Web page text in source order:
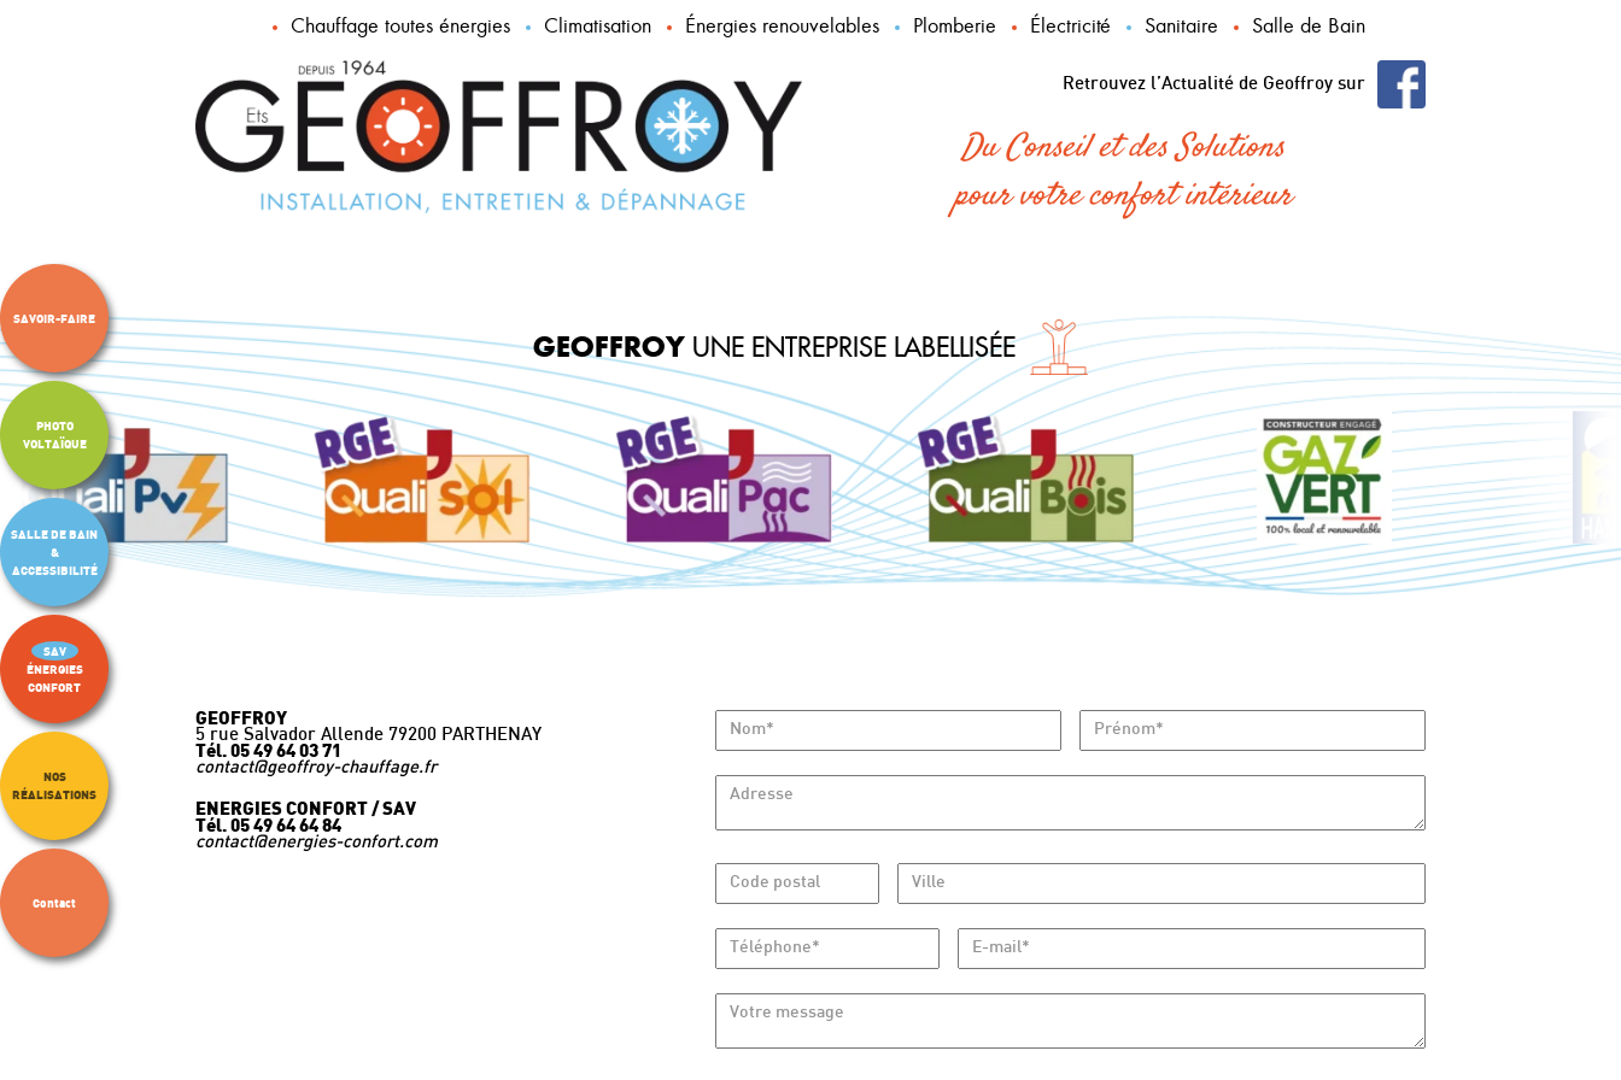
SAVOIR-FAIRE
PHOTO
VOLTAÏQUE
SALLE DE BAIN
&
ACCESSIBILITÉ
SAV
ÉNERGIES
CONFORT
NOS
RÉALISATIONS
Contact
Chauffage toutes énergies Climatisation Énergies renouvelables Plomberie Électricité Sanitaire Salle de Bain
Retrouvez l’Actualité de Geoffroy sur
Du Conseil et des Solutions
pour votre confort intérieur
GEOFFROY UNE ENTREPRISE LABELLISÉE
GEOFFROY
5 rue Salvador Allende 79200 PARTHENAY
Tél. 05 49 64 03 71
contact@geoffroy-chauffage.fr
ENERGIES CONFORT / SAV
Tél. 05 49 64 64 84
contact@energies-confort.com
Nom* Prénom*
Adresse
Code postal Ville
Téléphone* E-mail*
Votre message